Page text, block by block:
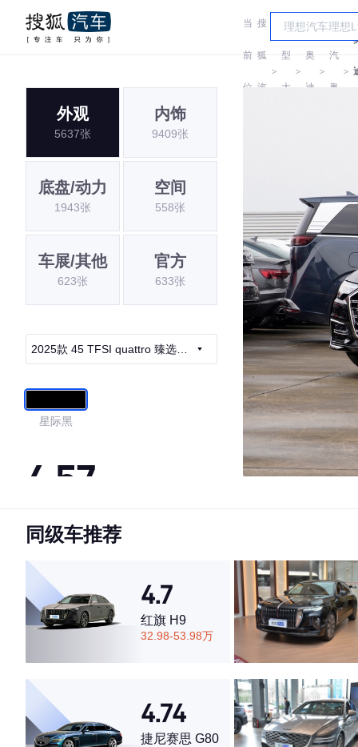
当
前
位
搜
狐
汽
＞
车
型
大
＞
奥
迪
＞
一
汽
奥
＞
外观
5637张
内饰
9409张
底盘/动力
1943张
空间
558张
车展/其他
623张
官方
633张
2025款 45 TFSI quattro 臻选动
星际黑
4.57
·外观表现一般，低于70%同级车
·空间表现一般，低于54%同级车
同级车推荐
4.7
红旗 H9
32.98-53.98万
4.74
捷尼赛思 G80